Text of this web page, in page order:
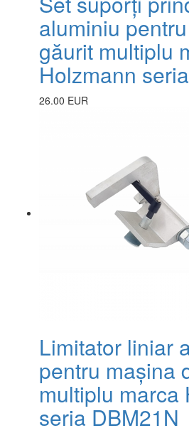
aluminiu
găurit multiplu
Holzmann
26.00 EUR
Limitator liniar
pentru mașina
multiplu marca
seria DBM21N